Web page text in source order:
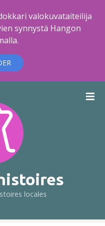
valokuvataiteilija
synnystä Hangon
locales